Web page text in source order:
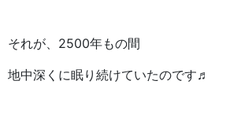
それが、2500年もの間
地中深くに眠り続けていたのです♬